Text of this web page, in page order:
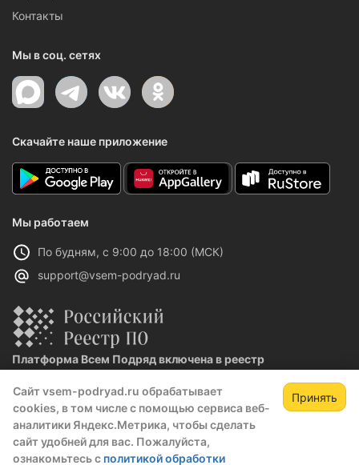
Сайт vsem-podryad.ru обрабатывает
cookies, в том числе с помощью сервиса веб-
аналитики Яндекс.Метрика, чтобы сделать
сайт удобней для вас. Пожалуйста,
ознакомьтесь с политикой обработки
Принять
Контакты
Мы в соц. сетях
Скачайте наше приложение
Мы работаем
По будням, с 9:00 до 18:00 (МСК)
support@vsem-podryad.ru
Платформа Всем Подряд включена в реестр
Реестровая запись №32021 от 06.02.2026
Политика конфиденциальности